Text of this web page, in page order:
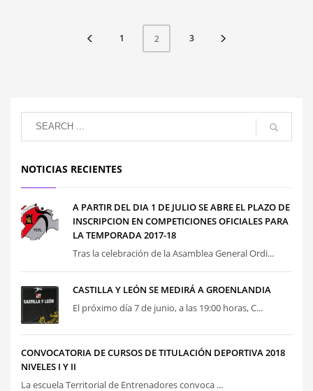
1 2 3
NOTICIAS RECIENTES
A PARTIR DEL DIA 1 DE JULIO SE ABRE EL PLAZO DE
INSCRIPCION EN COMPETICIONES OFICIALES PARA
LA TEMPORADA 2017-18
Tras la celebración de la Asamblea General Ordi...
CASTILLA Y LEÓN SE MEDIRÁ A GROENLANDIA
El próximo día 7 de junio, a las 19:00 horas, C...
CONVOCATORIA DE CURSOS DE TITULACIÓN DEPORTIVA 2018
NIVELES I Y II
La escuela Territorial de Entrenadores convoca ...